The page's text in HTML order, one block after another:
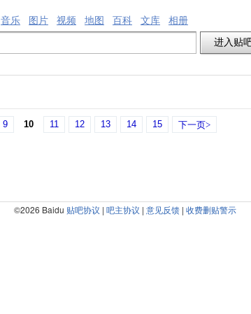
音乐 图片 视频 地图 百科 文库 相册
9 10 11 12 13 14 15 下一页>
©2026 Baidu 贴吧协议 | 吧主协议 | 意见反馈 | 收费删贴警示